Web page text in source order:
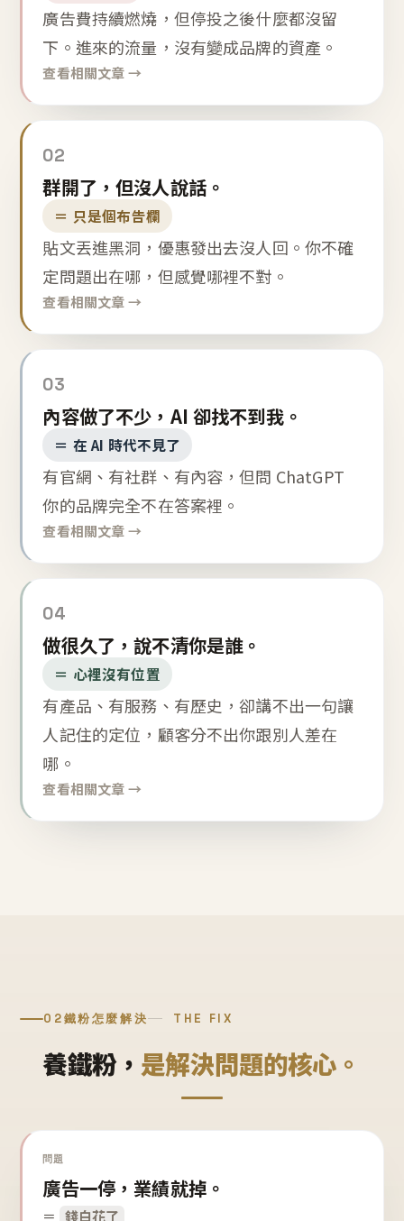
廣告費持續燃燒，但停投之後什麼都沒留
下。進來的流量，沒有變成品牌的資產。
查看相關文章 →
02
群開了，但沒人說話。
＝ 只是個布告欄
貼文丟進黑洞，優惠發出去沒人回。你不確
定問題出在哪，但感覺哪裡不對。
查看相關文章 →
03
內容做了不少，AI 卻找不到我。
＝ 在 AI 時代不見了
有官網、有社群、有內容，但問 ChatGPT
你的品牌完全不在答案裡。
查看相關文章 →
04
做很久了，說不清你是誰。
＝ 心裡沒有位置
有產品、有服務、有歷史，卻講不出一句讓
人記住的定位，顧客分不出你跟別人差在
哪。
查看相關文章 →
02鐵粉怎麼解決 THE FIX
養鐵粉， 是解決問題的核心。
問題
廣告一停，業績就掉。
＝ 錢白花了